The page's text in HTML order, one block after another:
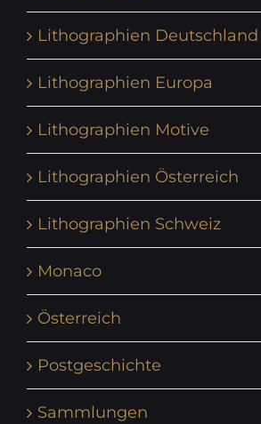
Lithographien Deutschland
Lithographien Europa
Lithographien Motive
Lithographien Österreich
Lithographien Schweiz
Monaco
Österreich
Postgeschichte
Sammlungen